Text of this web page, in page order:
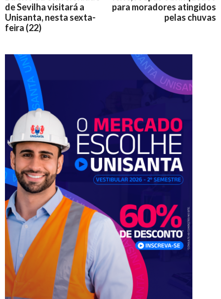
de Sevilha visitará a
Unisanta, nesta sexta-
feira (22)
para moradores atingidos
pelas chuvas